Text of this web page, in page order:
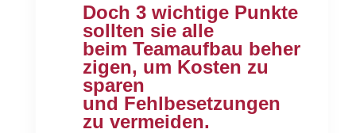
Doch 3 wichtige Punkte
sollten sie alle
beim Teamaufbau beher
zigen, um Kosten zu
sparen
und Fehlbesetzungen
zu vermeiden.